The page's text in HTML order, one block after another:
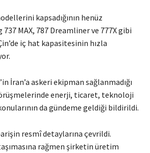
kapsadığının henüz
MAX, 787 Dreamliner ve 777X gibi
iç hat kapasitesinin hızla
İran’a askeri ekipman sağlanmadığı
enerji, ticaret, teknoloji
da gündeme geldiği bildirildi.
resmî detaylarına çevrildi.
rağmen şirketin üretim